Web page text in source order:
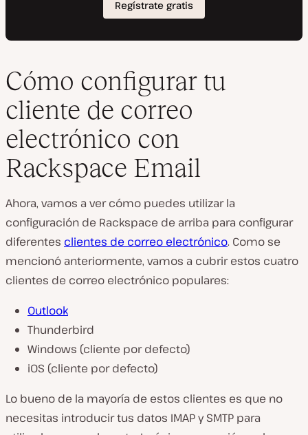
Cómo configurar tu
cliente de correo
electrónico con
Rackspace Email
Ahora, vamos a ver cómo puedes utilizar la
configuración de Rackspace de arriba para configurar
diferentes clientes de correo electrónico. Como se
mencionó anteriormente, vamos a cubrir estos cuatro
clientes de correo electrónico populares:
Outlook
Thunderbird
Windows (cliente por defecto)
iOS (cliente por defecto)
Lo bueno de la mayoría de estos clientes es que no
necesitas introducir tus datos IMAP y SMTP para